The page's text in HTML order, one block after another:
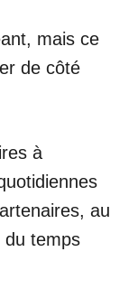
mais ce
de côté
à
au
du temps